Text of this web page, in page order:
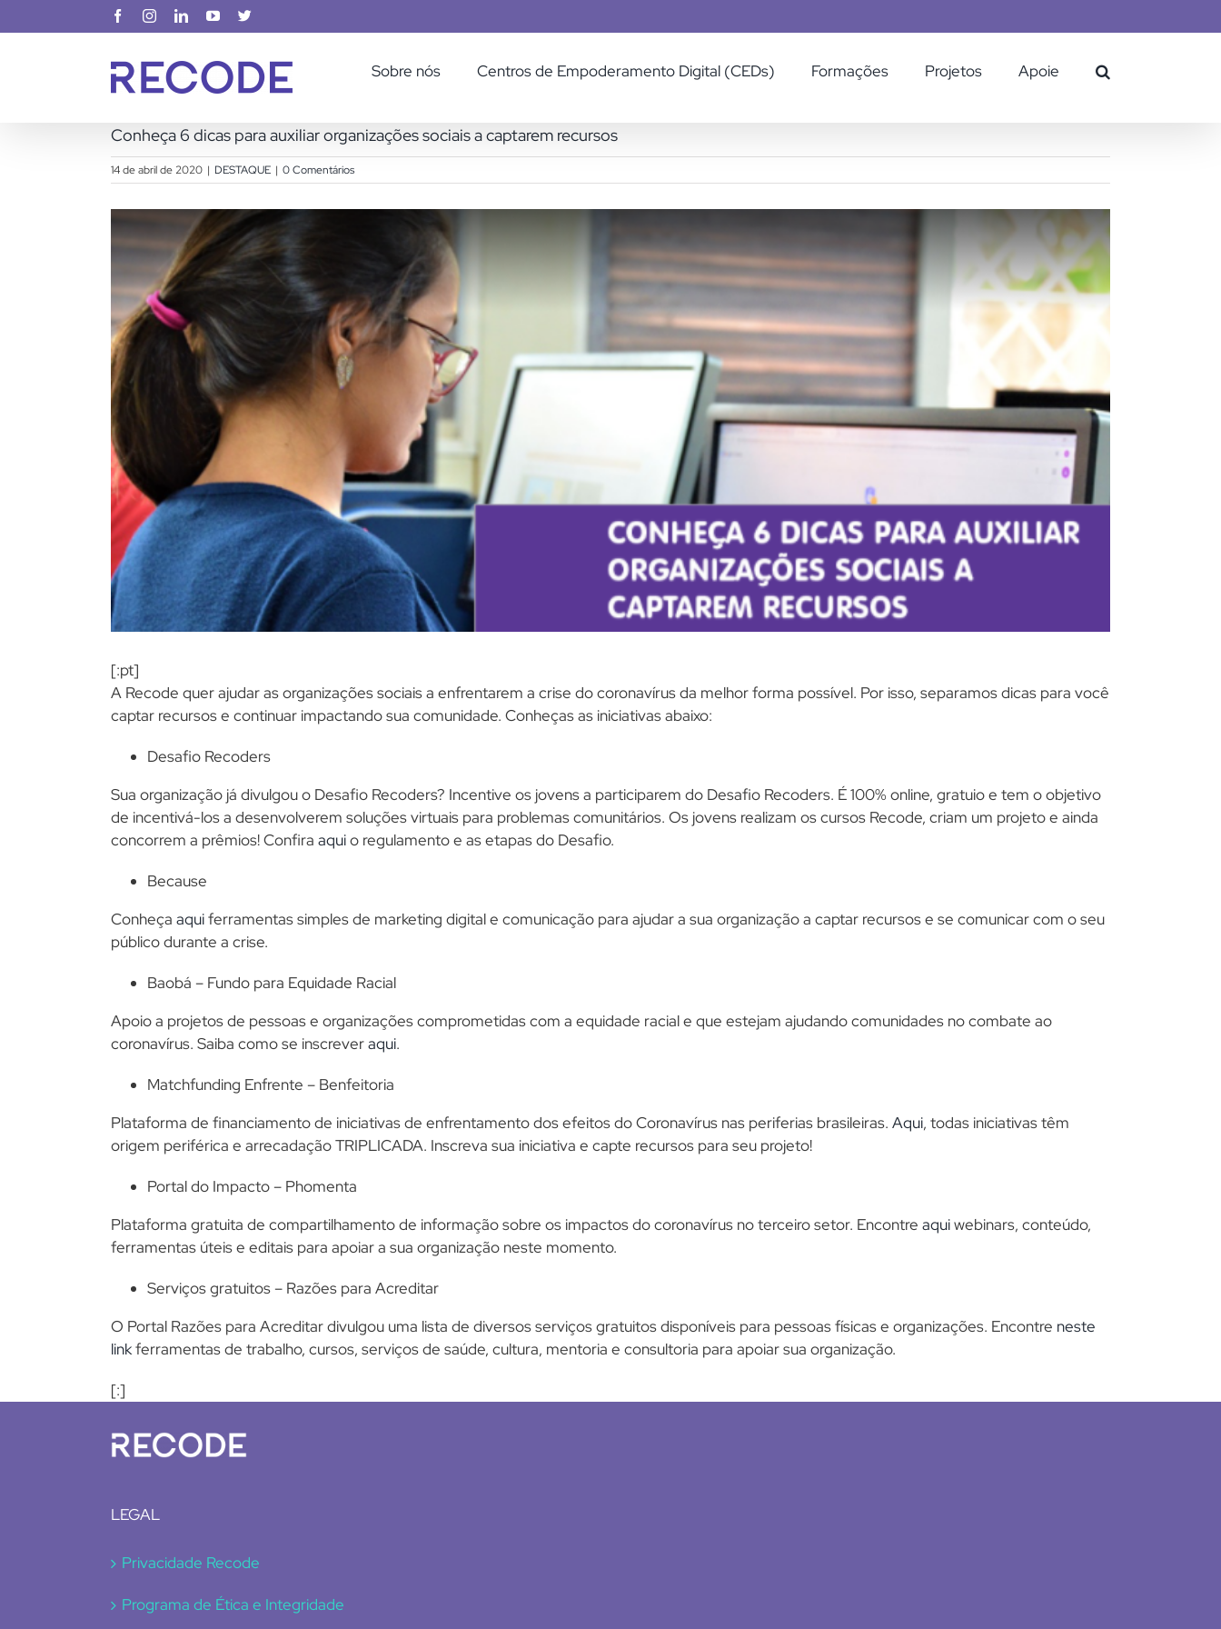
para
FacebookInstagramLinkedInYouTube
Sobre nós Centros de Empoderamento Digital (CEDs) Formações Projetos Apoie
Conheça 6 dicas para auxiliar organizações sociais a captarem recursos
14 de abril de 2020 | DESTAQUE | 0 Comentários
Larger
Image
[:pt]
A Recode quer ajudar as organizações sociais a enfrentarem a crise do coronavírus da melhor forma possível. Por isso, separamos dicas para você
captar recursos e continuar impactando sua comunidade. Conheças as iniciativas abaixo:
Desafio Recoders
Sua organização já divulgou o Desafio Recoders? Incentive os jovens a participarem do Desafio Recoders. É 100% online, gratuio e tem o objetivo
de incentivá-los a desenvolverem soluções virtuais para problemas comunitários. Os jovens realizam os cursos Recode, criam um projeto e ainda
concorrem a prêmios! Confira aquio regulamento e as etapas do Desafio.
Because
Conheça aquiferramentas simples de marketing digital e comunicação para ajudar a sua organização a captar recursos e se comunicar com o seu
público durante a crise.
Baobá – Fundo para Equidade Racial
Apoio a projetos de pessoas e organizações comprometidas com a equidade racial e que estejam ajudando comunidades no combate ao
coronavírus. Saiba como se inscreveraqui.
Matchfunding Enfrente – Benfeitoria
Plataforma de financiamento de iniciativas de enfrentamento dos efeitos do Coronavírus nas periferias brasileiras. Aqui, todas iniciativas têm
origem periférica e arrecadação TRIPLICADA. Inscreva sua iniciativa e capte recursos para seu projeto!
Portal do Impacto – Phomenta
Plataforma gratuita de compartilhamento de informação sobre os impactos do coronavírus no terceiro setor. Encontre aquiwebinars, conteúdo,
ferramentas úteis e editais para apoiar a sua organização neste momento.
Serviços gratuitos – Razões para Acreditar
O Portal Razões para Acreditar divulgou uma lista de diversos serviços gratuitos disponíveis para pessoas físicas e organizações. Encontre neste
linkferramentas de trabalho, cursos, serviços de saúde, cultura, mentoria e consultoria para apoiar sua organização.
[:]
LEGAL
Privacidade Recode
Programa de Ética e Integridade